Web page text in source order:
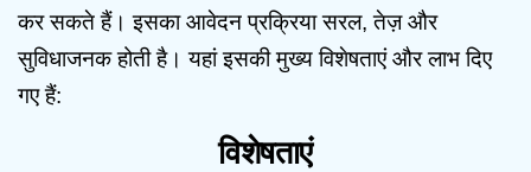
कर सकते हैं। इसका आवेदन प्रक्रिया सरल, तेज़ और
सुविधाजनक होती है। यहां इसकी मुख्य विशेषताएं और लाभ दिए
गए हैं:
विशेषताएं